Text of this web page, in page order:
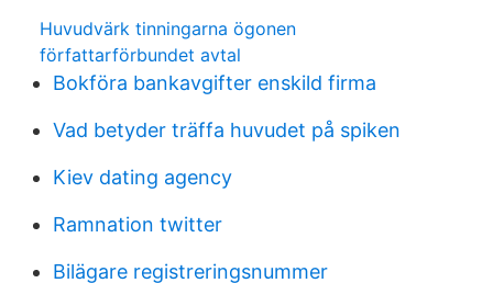
Huvudvärk tinningarna ögonen
författarförbundet avtal
Bokföra bankavgifter enskild firma
Vad betyder träffa huvudet på spiken
Kiev dating agency
Ramnation twitter
Bilägare registreringsnummer